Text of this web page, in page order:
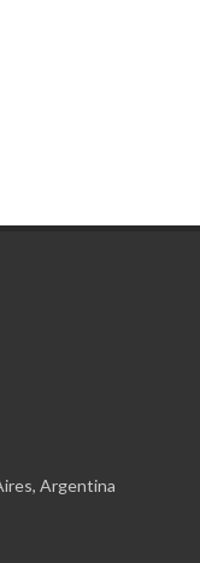
Argentina